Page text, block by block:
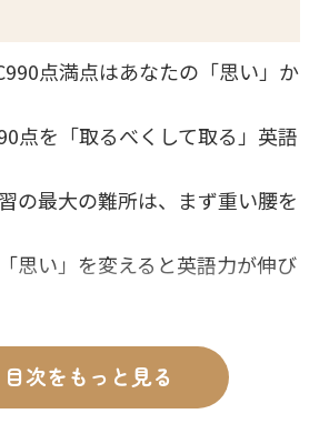
点満点はあなたの「思い」か
を「取るべくして取る」英語
大の難所は、まず重い腰を
」を変えると英語力が伸び
なし
プットとアウトプットに費
目次をもっと見る